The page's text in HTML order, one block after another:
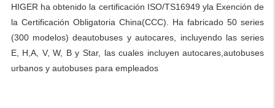
HIGER ha obtenido la certificación ISO/TS16949 yla Exención de
la Certificación Obligatoria China(CCC). Ha fabricado 50 series
(300 modelos) deautobuses y autocares, incluyendo las series
E, H,A, V, W, B y Star, las cuales incluyen autocares,autobuses
urbanos y autobuses para empleados